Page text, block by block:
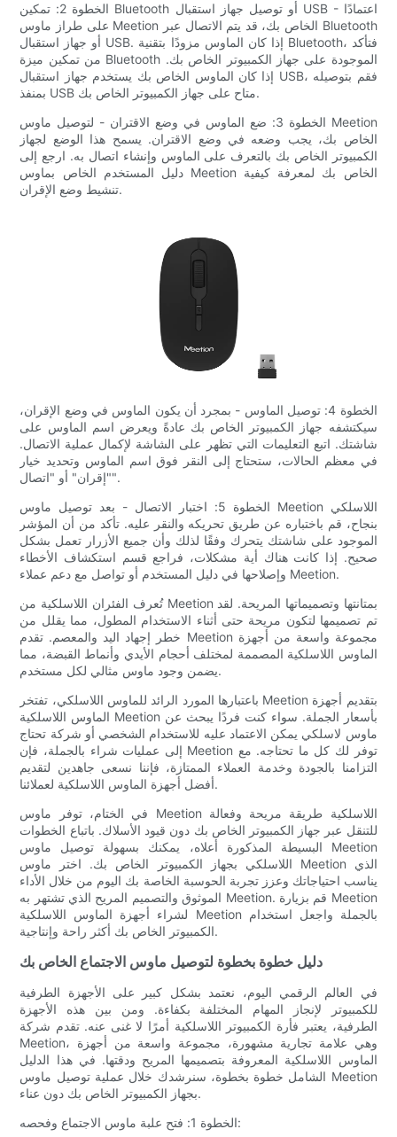
الخطوة 2: تمكين Bluetooth أو توصيل جهاز استقبال USB - اعتمادًا
على طراز ماوس Meetion الخاص بك، قد يتم الاتصال عبر Bluetooth
أو جهاز استقبال USB. إذا كان الماوس مزودًا بتقنية Bluetooth، فتأكد
من تمكين ميزة Bluetooth الموجودة على جهاز الكمبيوتر الخاص بك.
إذا كان الماوس الخاص بك يستخدم جهاز استقبال USB، فقم بتوصيله
بمنفذ USB متاح على جهاز الكمبيوتر الخاص بك.
الخطوة 3: ضع الماوس في وضع الاقتران - لتوصيل ماوس Meetion
الخاص بك، يجب وضعه في وضع الاقتران. يسمح هذا الوضع لجهاز
الكمبيوتر الخاص بك بالتعرف على الماوس وإنشاء اتصال به. ارجع إلى
دليل المستخدم الخاص بماوس Meetion الخاص بك لمعرفة كيفية
تنشيط وضع الإقران.
الخطوة 4: توصيل الماوس - بمجرد أن يكون الماوس في وضع الإقران،
سيكتشفه جهاز الكمبيوتر الخاص بك عادةً ويعرض اسم الماوس على
شاشتك. اتبع التعليمات التي تظهر على الشاشة لإكمال عملية الاتصال.
في معظم الحالات، ستحتاج إلى النقر فوق اسم الماوس وتحديد خيار
"إقران" أو "اتصال".
الخطوة 5: اختبار الاتصال - بعد توصيل ماوس Meetion اللاسلكي
بنجاح، قم باختباره عن طريق تحريكه والنقر عليه. تأكد من أن المؤشر
الموجود على شاشتك يتحرك وفقًا لذلك وأن جميع الأزرار تعمل بشكل
صحيح. إذا كانت هناك أية مشكلات، فراجع قسم استكشاف الأخطاء
وإصلاحها في دليل المستخدم أو تواصل مع دعم عملاء Meetion.
تُعرف الفئران اللاسلكية من Meetion بمتانتها وتصميماتها المريحة. لقد
تم تصميمها لتكون مريحة حتى أثناء الاستخدام المطول، مما يقلل من
خطر إجهاد اليد والمعصم. تقدم Meetion مجموعة واسعة من أجهزة
الماوس اللاسلكية المصممة لمختلف أحجام الأيدي وأنماط القبضة، مما
يضمن وجود ماوس مثالي لكل مستخدم.
باعتبارها المورد الرائد للماوس اللاسلكي، تفتخر Meetion بتقديم أجهزة
الماوس اللاسلكية Meetion بأسعار الجملة. سواء كنت فردًا يبحث عن
ماوس لاسلكي يمكن الاعتماد عليه للاستخدام الشخصي أو شركة تحتاج
إلى عمليات شراء بالجملة، فإن Meetion توفر لك كل ما تحتاجه. مع
التزامنا بالجودة وخدمة العملاء الممتازة، فإننا نسعى جاهدين لتقديم
أفضل أجهزة الماوس اللاسلكية لعملائنا.
في الختام، توفر ماوس Meetion اللاسلكية طريقة مريحة وفعالة
للتنقل عبر جهاز الكمبيوتر الخاص بك دون قيود الأسلاك. باتباع الخطوات
البسيطة المذكورة أعلاه، يمكنك بسهولة توصيل ماوس Meetion
اللاسلكي بجهاز الكمبيوتر الخاص بك. اختر ماوس Meetion الذي
يناسب احتياجاتك وعزز تجربة الحوسبة الخاصة بك اليوم من خلال الأداء
الموثوق والتصميم المريح الذي تشتهر به Meetion. قم بزيارة Meetion
لشراء أجهزة الماوس اللاسلكية Meetion بالجملة واجعل استخدام
الكمبيوتر الخاص بك أكثر راحة وإنتاجية.
دليل خطوة بخطوة لتوصيل ماوس الاجتماع الخاص بك
في العالم الرقمي اليوم، نعتمد بشكل كبير على الأجهزة الطرفية
للكمبيوتر لإنجاز المهام المختلفة بكفاءة. ومن بين هذه الأجهزة
الطرفية، يعتبر فأرة الكمبيوتر اللاسلكية أمرًا لا غنى عنه. تقدم شركة
Meetion، وهي علامة تجارية مشهورة، مجموعة واسعة من أجهزة
الماوس اللاسلكية المعروفة بتصميمها المريح ودقتها. في هذا الدليل
الشامل خطوة بخطوة، سنرشدك خلال عملية توصيل ماوس Meetion
بجهاز الكمبيوتر الخاص بك دون عناء.
الخطوة 1: فتح علبة ماوس الاجتماع وفحصه: